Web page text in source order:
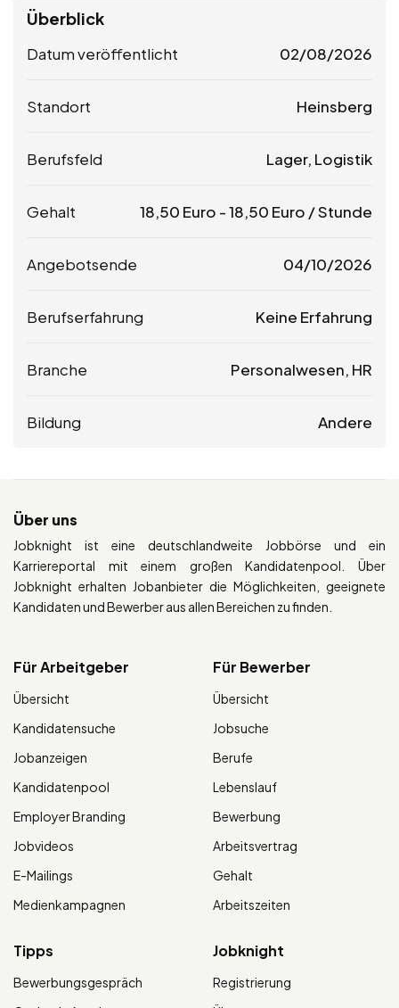
Überblick
Datum veröffentlicht 02/08/2026
Standort Heinsberg
Berufsfeld Lager, Logistik
Gehalt 18,50 Euro -18,50 Euro / Stunde
Angebotsende 04/10/2026
Berufserfahrung Keine Erfahrung
Branche Personalwesen, HR
Bildung Andere
Über uns
Jobknight ist eine deutschlandweite Jobbörse und ein
Karriereportal mit einem großen Kandidatenpool. Über
Jobknight erhalten Jobanbieter die Möglichkeiten, geeignete
Kandidaten und Bewerber aus allen Bereichen zu finden.
Für Arbeitgeber
Übersicht
Kandidatensuche
Jobanzeigen
Kandidatenpool
Employer Branding
Jobvideos
E-Mailings
Medienkampagnen
Für Bewerber
Übersicht
Jobsuche
Berufe
Lebenslauf
Bewerbung
Arbeitsvertrag
Gehalt
Arbeitszeiten
Tipps
Bewerbungsgespräch
Jobknight
Registrierung